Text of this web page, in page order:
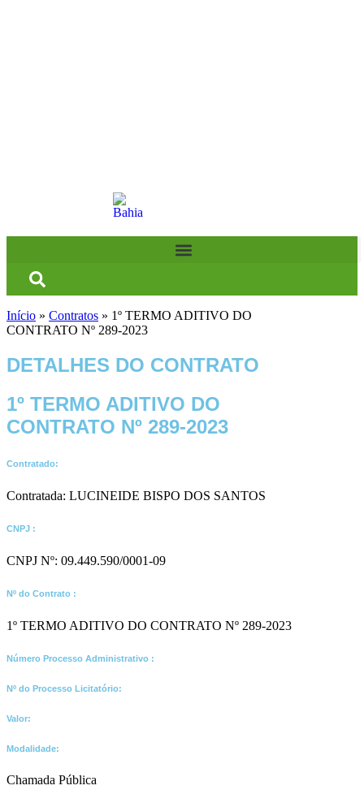
Início » Contratos » 1º TERMO ADITIVO DO
CONTRATO Nº 289-2023
DETALHES DO CONTRATO​
1º TERMO ADITIVO DO
CONTRATO Nº 289-2023
Contratado:
Contratada: LUCINEIDE BISPO DOS SANTOS
CNPJ :
CNPJ Nº: 09.449.590/0001-09
Nº do Contrato :
1º TERMO ADITIVO DO CONTRATO Nº 289-2023
Número Processo Administrativo :
Nº do Processo Licitatório:
Valor:
Modalidade:
Chamada Pública